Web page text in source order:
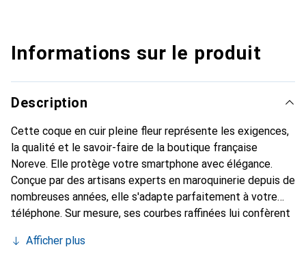
Informations sur le produit
Description
Cette coque en cuir pleine fleur représente les exigences,
la qualité et le savoir-faire de la boutique française
Noreve. Elle protège votre smartphone avec élégance.
Conçue par des artisans experts en maroquinerie depuis de
nombreuses années, elle s'adapte parfaitement à votre
téléphone. Sur mesure, ses courbes raffinées lui confèrent
et indispensable de votre smartphone. Reconnaître
Afficher plus